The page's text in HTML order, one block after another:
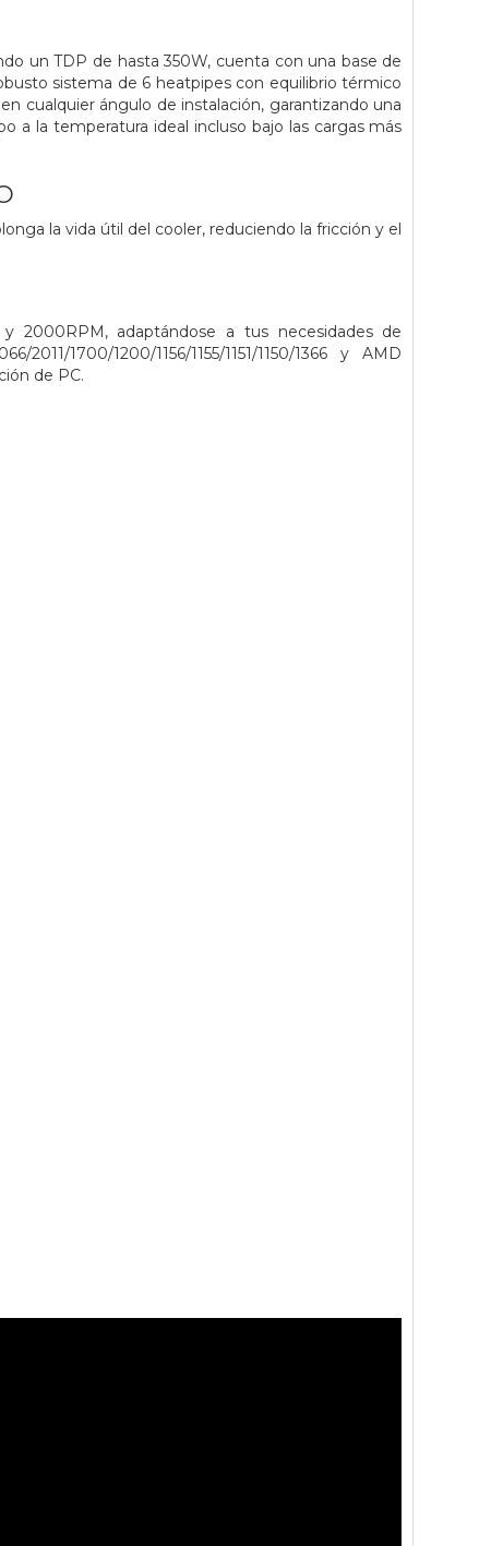
un TDP de hasta 350W, cuenta con una base de
sistema de 6 heatpipes con equilibrio térmico
cualquier ángulo de instalación, garantizando una
a la temperatura ideal incluso bajo las cargas más
la vida útil del cooler, reduciendo la fricción y el
2000RPM, adaptándose a tus necesidades de
1700/1200/1156/1155/1151/1150/1366 y AMD
de PC.